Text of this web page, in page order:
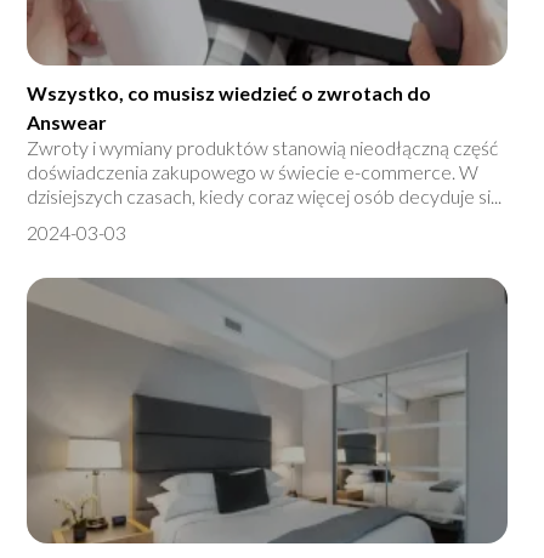
Wszystko, co musisz wiedzieć o zwrotach do
Answear
Zwroty i wymiany produktów stanowią nieodłączną część
doświadczenia zakupowego w świecie e-commerce. W
dzisiejszych czasach, kiedy coraz więcej osób decyduje si...
2024-03-03